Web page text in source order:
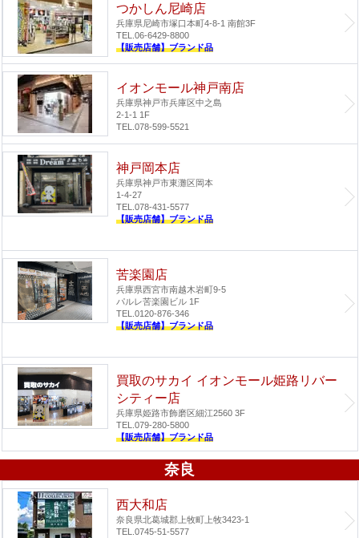
つかしん尼崎店
兵庫県尼崎市塚口本町4-8-1 南館3F
TEL.06-6429-8800
【販売店舗】ブランド品
イオンモール神戸南店
兵庫県神戸市兵庫区中之島
2-1-1 1F
TEL.078-599-5521
神戸岡本店
兵庫県神戸市東灘区岡本
1-4-27
TEL.078-431-5577
【販売店舗】ブランド品
苦楽園店
兵庫県西宮市南越木岩町9-5
パルレ苦楽園ビル 1F
TEL.0120-876-346
【販売店舗】ブランド品
買取のサカイ イオンモール姫路リバー
シティー店
兵庫県姫路市飾磨区細江2560 3F
TEL.079-280-5800
【販売店舗】ブランド品
奈良
西大和店
奈良県北葛城郡上牧町上牧3423-1
TEL.0745-51-5577